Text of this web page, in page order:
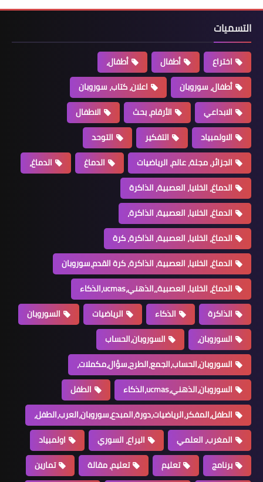
التسميات
اختراع أطفال
أطفال،
أطفال، سوروبان
اعلان، كتاب، سوروبان
الابداعي
الأرقام، بحث
الاطفال
الاولمبياد
التفكير
التوحد
الجزائر، مجلة، عالم، الرياضيات
الدماغ
الدماغ،
الدماغ، الخلايا، العصبية، الذاكرة
الدماغ، الخلايا، العصبية، الذاكرة،
الدماغ، الخلايا، العصبية، الذاكرة، كرة
الدماغ، الخلايا، العصبية، الذاكرة، كرة القدم،سوروبان
الدماغ، الخلايا، العصبية،،الذهني،ucmas،الذكاء
الذاكرة
الذكاء الرياضيات
السوروبان
السوروبان،
السوروبان،الحساب
السوروبان،الحساب،الجمع،الطرح،سؤال،مكملات،
السوروبان،الذهني،ucmas،الذكاء
الطفل
الطفل،المفكر،الرياضيات،دورة،المبدع،سوروبان،العرب،الطفل،
المغرب، العلمي
اليراع، السوري
اولمبياد
برنامج
تعليم تعليم، مقالة
تمارين